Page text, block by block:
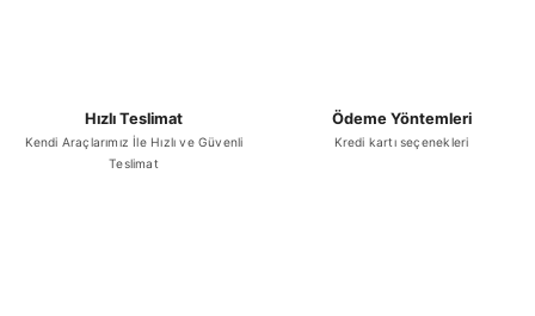
Hızlı Teslimat
Kendi Araçlarımız İle Hızlı ve Güvenli
Teslimat
Ödeme Yöntemleri
Kredi kartı seçenekleri